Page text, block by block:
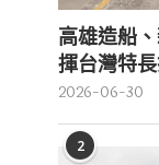
高雄造船
揮台灣特
2026-06-30
2